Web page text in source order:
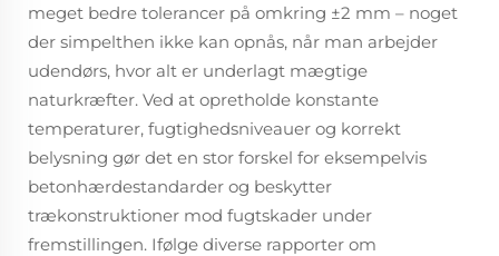
meget bedre tolerancer på omkring ±2 mm – noget
der simpelthen ikke kan opnås, når man arbejder
udendørs, hvor alt er underlagt mægtige
naturkræfter. Ved at opretholde konstante
temperaturer, fugtighedsniveauer og korrekt
belysning gør det en stor forskel for eksempelvis
betonhærdestandarder og beskytter
trækonstruktioner mod fugtskader under
fremstillingen. Ifølge diverse rapporter om